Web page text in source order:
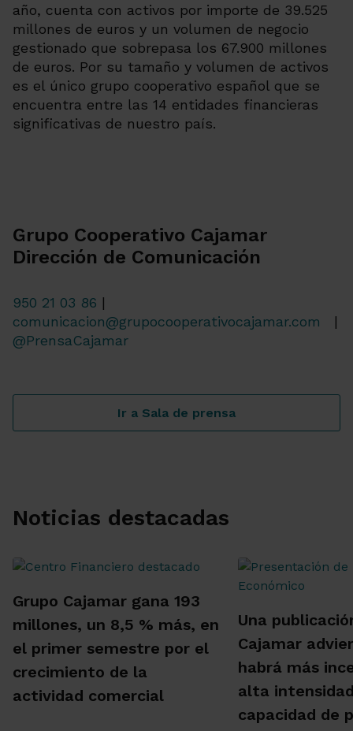
año, cuenta con activos por importe de 39.525
millones de euros y un volumen de negocio
gestionado que sobrepasa los 67.900 millones
de euros. Por su tamaño y volumen de activos
es el único grupo cooperativo español que se
encuentra entre las 14 entidades financieras
significativas de nuestro país.
Grupo Cooperativo Cajamar
Dirección de Comunicación
950 21 03 86 |
comunicacion@grupocooperativocajamar.com |
@PrensaCajamar
Ir a Sala de prensa
Noticias destacadas
Grupo Cajamar gana 193
millones, un 8,5 % más, en
el primer semestre por el
crecimiento de la
actividad comercial
Una
Cajamar
habrá más
alta
capacidad de